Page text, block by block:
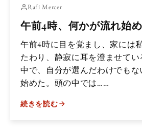
Rafi Mercer
午前4時、何かが流れ始
午前4時に目を覚まし、家には
たわり、静寂に耳を澄ませ
中で、自分が選んだわけでも
始めた。頭の中では……
続きを読む